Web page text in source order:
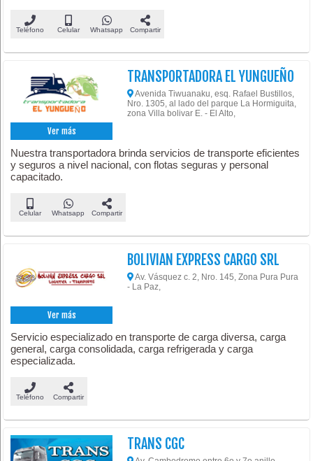
Teléfono Celular Whatsapp Compartir
Ver más
TRANSPORTADORA EL YUNGUEÑO
Avenida Tiwuanaku, esq. Rafael Bustillos,
Nro. 1305, al lado del parque La Hormiguita,
zona Villa bolivar E. - El Alto,
Nuestra transportadora brinda servicios de transporte eficientes
y seguros a nivel nacional, con flotas seguras y personal
capacitado.
Celular Whatsapp Compartir
Ver más
BOLIVIAN EXPRESS CARGO SRL
Av. Vásquez c. 2, Nro. 145, Zona Pura Pura
- La Paz,
Servicio especializado en transporte de carga diversa, carga
general, carga consolidada, carga refrigerada y carga
especializada.
Teléfono Compartir
TRANS CGC